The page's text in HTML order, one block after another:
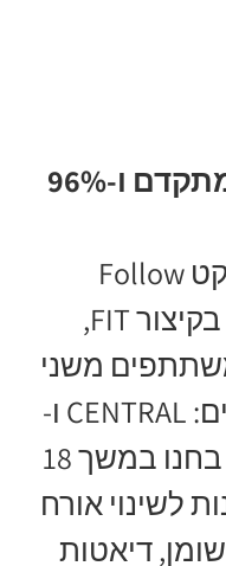
מעקב של עשור, MRI מתקדם ו-96%
המחקר מבוסס על פרויקט Follow
Interventions Trials, או בקיצור FIT,
משני
ניסויים תזונתיים מבוקרים: CENTRAL ו-
DIRECT-PLUS. הניסויים בחנו במשך 18
לשינוי אורח
דיאטות